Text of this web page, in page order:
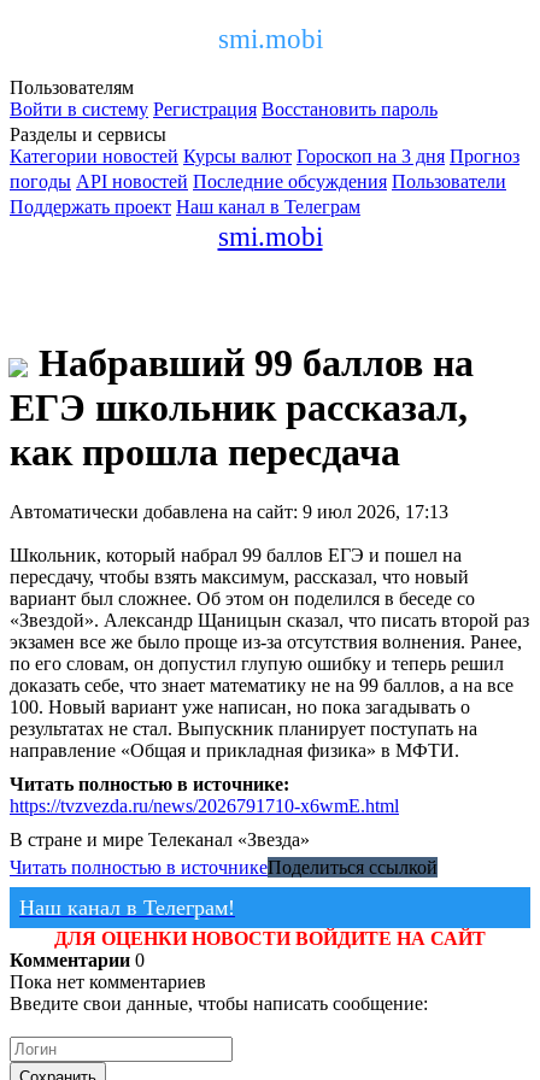
smi.mobi
Пользователям
Войти в систему Регистрация Восстановить пароль
Разделы и сервисы
Категории новостей Курсы валют Гороскоп на 3 дня Прогноз
погоды API новостей Последние обсуждения Пользователи
Поддержать проект Наш канал в Телеграм
smi.mobi
Набравший 99 баллов на
ЕГЭ школьник рассказал,
как прошла пересдача
Автоматически добавлена на сайт: 9 июл 2026, 17:13
Школьник, который набрал 99 баллов ЕГЭ и пошел на
пересдачу, чтобы взять максимум, рассказал, что новый
вариант был сложнее. Об этом он поделился в беседе со
«Звездой». Александр Щаницын сказал, что писать второй раз
экзамен все же было проще из-за отсутствия волнения. Ранее,
по его словам, он допустил глупую ошибку и теперь решил
доказать себе, что знает математику не на 99 баллов, а на все
100. Новый вариант уже написан, но пока загадывать о
результатах не стал. Выпускник планирует поступать на
направление «Общая и прикладная физика» в МФТИ.
Читать полностью в источнике:
https://tvzvezda.ru/news/2026791710-x6wmE.html
В стране и мире Телеканал «Звезда»
Читать полностью в источникеПоделиться ссылкой
Наш канал в Телеграм!
ДЛЯ ОЦЕНКИ НОВОСТИ ВОЙДИТЕ НА САЙТ
Комментарии 0
Пока нет комментариев
Введите свои данные, чтобы написать сообщение: